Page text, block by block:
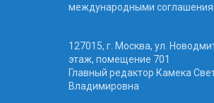
международными
127015, г. Москва, ул.
этаж, помещение 701
Главный редактор Камека
Владимировна